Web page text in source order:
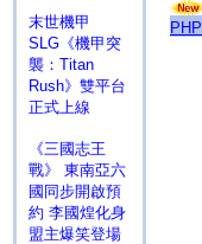
末世機甲
SLG《機甲突
襲：Titan
Rush》雙平台
正式上線
《三國志王
戰》 東南亞六
國同步開啟預
約 李國煌化身
盟主爆笑登場
PHP